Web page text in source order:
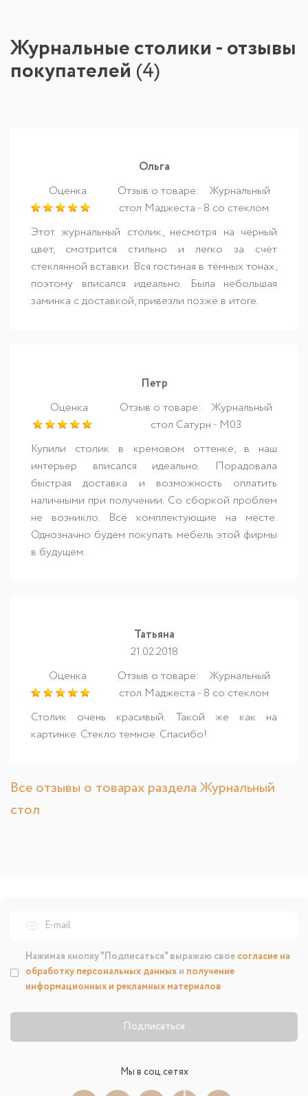
Журнальные столики - отзывы
покупателей (4)
Ольга
Оценка
Отзыв о товаре:
Журнальный
стол Маджеста - 8 со стеклом
Этот журнальный столик, несмотря на чёрный
цвет, смотрится стильно и легко за счёт
стеклянной вставки. Вся гостиная в тёмных тонах,
поэтому вписался идеально. Была небольшая
заминка с доставкой, привезли позже в итоге.
Петр
Оценка
Отзыв о товаре:
Журнальный
стол Сатурн - М03
Купили столик в кремовом оттенке, в наш
интерьер вписался идеально. Порадовала
быстрая доставка и возможность оплатить
наличными при получении. Со сборкой проблем
не возникло. Всё комплектующие на месте.
Однозначно будем покупать мебель этой фирмы
в будущем.
Татьяна
21.02.2018
Оценка
Отзыв о товаре:
Журнальный
стол Маджеста - 8 со стеклом
Столик очень красивый. Такой же как на
картинке. Стекло темное. Спасибо!
Все отзывы о товарах раздела Журнальный
стол
Подписаться
Нажимая кнопку "Подписаться" выражаю свое согласие на
обработку персональных данных и получение
информационных и рекламных материалов
Мы в соц.сетях